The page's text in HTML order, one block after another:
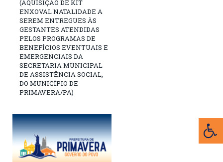
(AQUISIÇÃO DE KIT
ENXOVAL NATALIDADE A
SEREM ENTREGUES ÀS
GESTANTES ATENDIDAS
PELOS PROGRAMAS DE
BENEFÍCIOS EVENTUAIS E
EMERGENCIAIS DA
SECRETARIA MUNICIPAL
DE ASSISTÊNCIA SOCIAL,
DO MUNICÍPIO DE
PRIMAVERA/PA)